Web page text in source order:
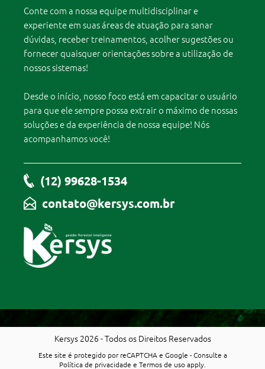
Conte com a nossa equipe multidisciplinar e
experiente em suas áreas de atuação para sanar
dúvidas, receber treinamentos, acolher sugestões ou
fornecer quaisquer orientações sobre a utilização de
nossos sistemas!
Desde o início, nosso foco está em capacitar o usuário
para que ele sempre possa extrair o máximo de nossas
soluções e da experiência de nossa equipe! Nós
acompanhamos você!
(12) 99628-1534
contato@kersys.com.br
Kersys 2026 - Todos os Direitos Reservados
Este site é protegido por reCAPTCHA e Google - Consulte a
Política de privacidade e Termos de usoapply.